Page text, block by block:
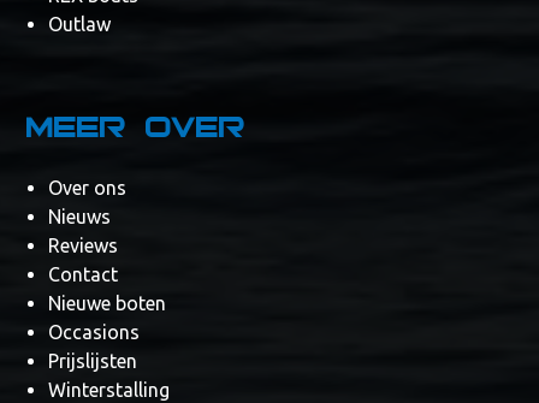
Outlaw
Meer over
Over ons
Nieuws
Reviews
Contact
Nieuwe boten
Occasions
Prijslijsten
Winterstalling